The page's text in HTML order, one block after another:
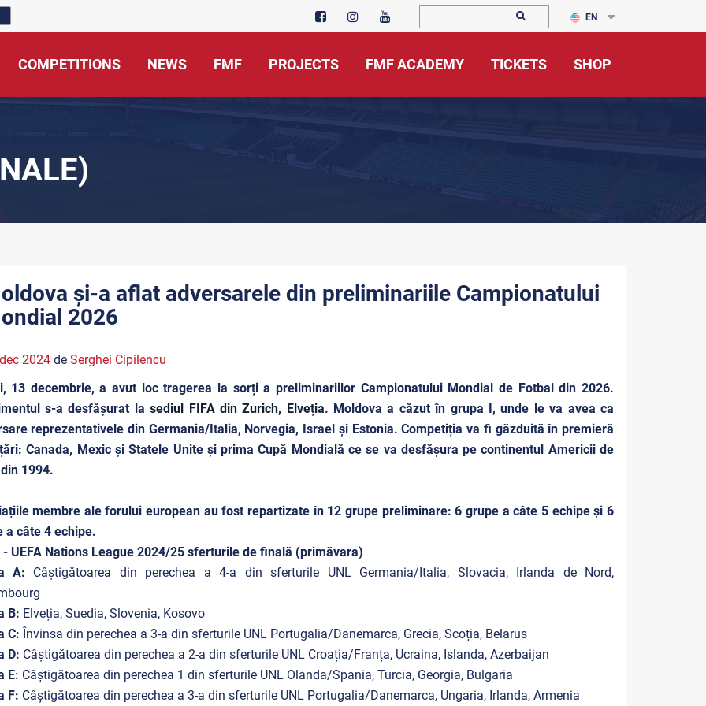
EN
COMPETITIONS NEWS FMF PROJECTS FMF ACADEMY TICKETS SHOP
și-a aflat adversarele din preliminariile Campionatului
2026
2024de Serghei Cipilencu
13 decembrie, a avut loc tragerea la sorți a preliminariilor Campionatului Mondial de Fotbal din 2026.
s-a desfășurat lasediul FIFA din Zurich, Elveția. Moldova a căzut în grupa I, unde le va avea ca
reprezentativele din Germania/Italia, Norvegia, Israel și Estonia. Competiția va fi găzduită în premieră
Canada, Mexic și Statele Unite și prima Cupă Mondială ce se va desfășura pe continentul Americii de
1994.
membre ale forului european au fost repartizate în 12 grupe preliminare: 6 grupe a câte 5 echipe și 6
a câte 4 echipe.
- UEFA Nations League 2024/25 sferturile de finală (primăvara)
A: Câștigătoarea din perechea a 4-a din sferturile UNL Germania/Italia, Slovacia, Irlanda de Nord,
B: Elveția, Suedia, Slovenia, Kosovo
C: Învinsa din perechea a 3-a din sferturile UNL Portugalia/Danemarca, Grecia, Scoția, Belarus
D: Câștigătoarea din perechea a 2-a din sferturile UNL Croația/Franța, Ucraina, Islanda, Azerbaijan
E: Câștigătoarea din perechea 1 din sferturile UNL Olanda/Spania, Turcia, Georgia, Bulgaria
F: Câștigătoarea din perechea a 3-a din sferturile UNL Portugalia/Danemarca, Ungaria, Irlanda, Armenia